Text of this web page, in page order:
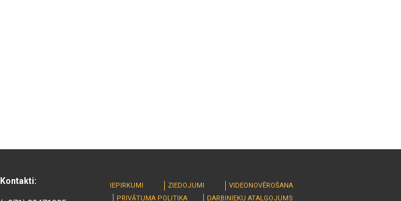
Kontakti: IEPIRKUMI ZIEDOJUMI
VIDEONOVĒROŠANA
PRIVĀTUMA POLITIKA
DARBINIEKU ATALGOJUMS